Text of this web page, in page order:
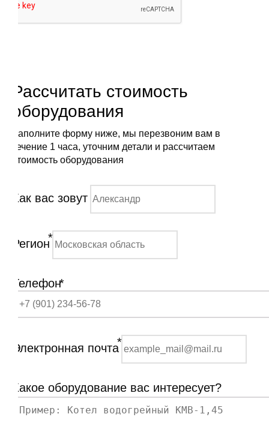
Рассчитать стоимость
оборудования
Заполните форму ниже, мы перезвоним вам в
течение 1 часа, уточним детали и рассчитаем
стоимость оборудования
Как вас зовут
Регион*
Телефон*
Электронная почта*
Какое оборудование вас интересует?